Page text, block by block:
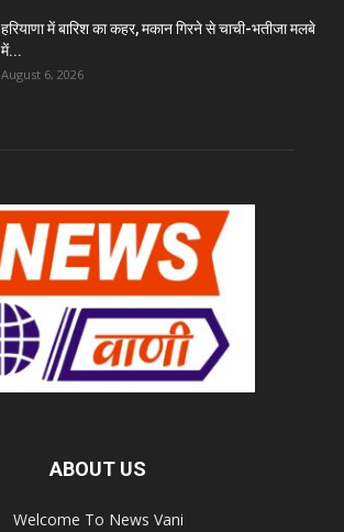
हरियाणा में बारिश का कहर, मकान गिरने से चाची-भतीजा मलबे
में...
August 6, 2026
ABOUT US
Welcome To News Vani